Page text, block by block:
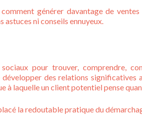
générer davantage de
astuces ni conseils ennuyeux.
pour trouver, comprendre,
des relations significatives
à laquelle un client potentiel pense
la redoutable pratique du